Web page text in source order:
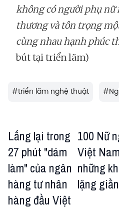
không có người phụ nữ
thương và tôn trọng
cùng nhau hạnh phúc
bút tại triển lãm)
#triển lãm nghệ thuật #
Lắng lại trong
27 phút "dám
làm" của ngân
hàng tư nhân
hàng đầu Việt
100 Nữ
Việt
những
lặng